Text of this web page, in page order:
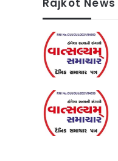
Rajkot News